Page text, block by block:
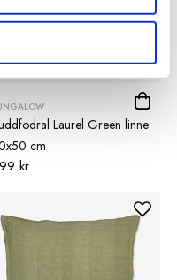
Laurel Green linne
cm
kr